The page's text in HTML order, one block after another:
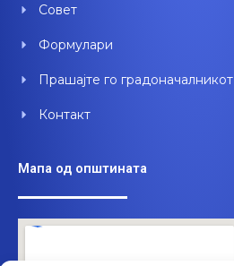
Совет
Формулари
Прашајте го градоначалникот
Контакт
Мапа од општината